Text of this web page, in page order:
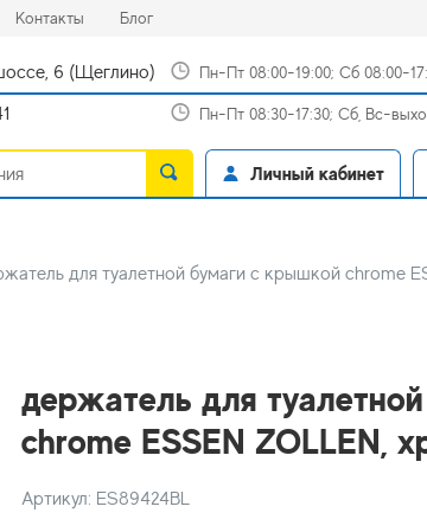
Контакты(current)
Блог(current)
6 (Щеглино) Пн-Пт 08:00-19:00; Сб 08:00-
Пн-Пт 08:30-17:30; Сб, Вс-
Личный кабинет
для туалетной бумаги с крышкой chrome
держатель для
chrome ESSEN ZOLLEN,
Артикул: ES89424BL